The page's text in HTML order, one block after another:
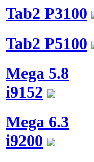
Tab2 P3100
Tab2 P5100
Mega 5.8
i9152
Mega 6.3
i9200